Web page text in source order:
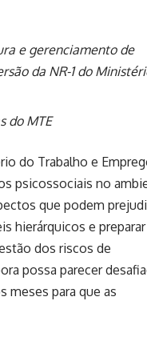
e gerenciamento de
da NR-1 do
do MTE
do Trabalho e
psicossociais no
que podem
hierárquicos e preparar
dos riscos de
possa parecer
meses para que as